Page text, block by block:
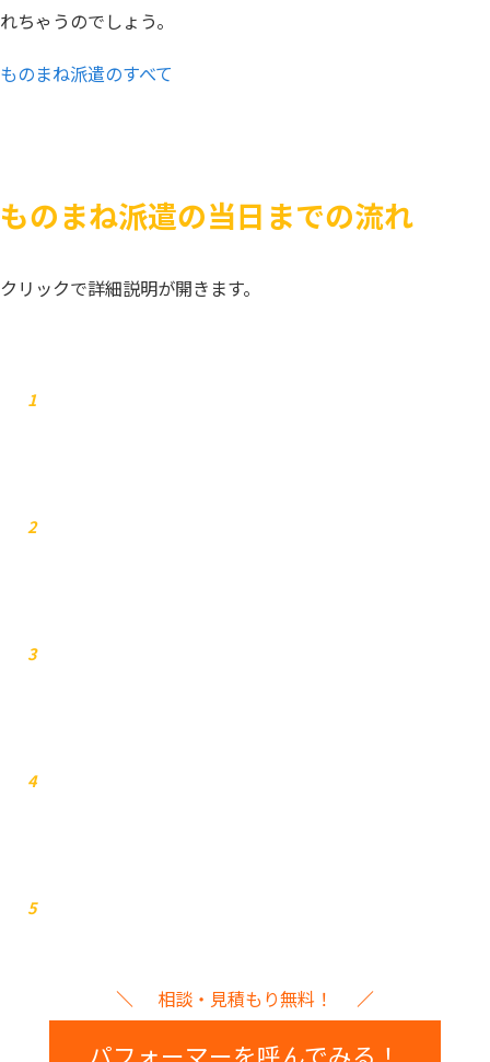
れちゃうのでしょう。
ものまね派遣のすべて
ものまね派遣の当日までの流れ
クリックで詳細説明が開きます。
1
2
3
4
5
相談・見積もり無料！